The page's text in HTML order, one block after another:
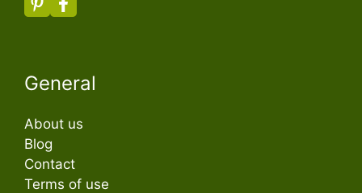
General
About us
Blog
Contact
Terms of use